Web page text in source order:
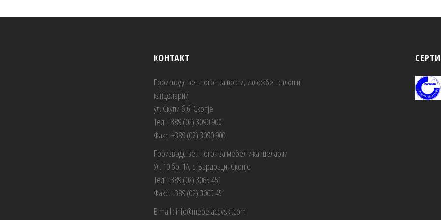
КОНТАКТ
Производствен погон за врати, изложбен салон и
канцеларии
ул. Скупи б.б. Скопје
Тел: +389 (02) 3090 900
Факс: +389 (02) 3090 900
Производствен погон за мебел и канцеларии
Ул. 10 бр. 1А, с. Бардовци, Скопје
Тел: +389 (02) 3065 451
Факс: +389 (02) 3065 451
E-mail : info@mebelacevski.com